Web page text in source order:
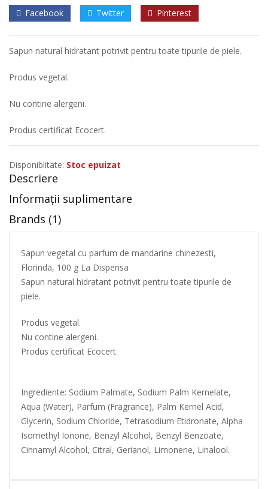
Facebook Twitter Pinterest
Sapun natural hidratant potrivit pentru toate tipurile de piele.
Produs vegetal.
Nu contine alergeni.
Produs certificat Ecocert.
Disponiblitate: Stoc epuizat
Descriere
Informații suplimentare
Brands (1)
Sapun vegetal cu parfum de mandarine chinezesti,
Florinda, 100 g La Dispensa
Sapun natural hidratant potrivit pentru toate tipurile de
piele.
Produs vegetal.
Nu contine alergeni.
Produs certificat Ecocert.
Ingrediente: Sodium Palmate, Sodium Palm Kernelate,
Aqua (Water), Parfum (Fragrance), Palm Kernel Acid,
Glycerin, Sodium Chloride, Tetrasodium Etidronate, Alpha
Isomethyl Ionone, Benzyl Alcohol, Benzyl Benzoate,
Cinnamyl Alcohol, Citral, Gerianol, Limonene, Linalool.